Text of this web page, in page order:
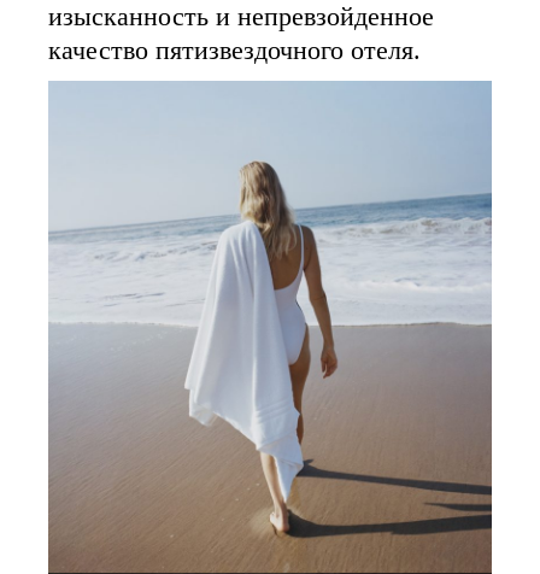
изысканность и непревзойденное
качество пятизвездочного отеля.